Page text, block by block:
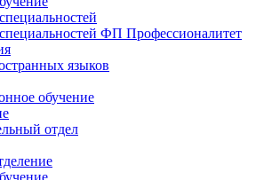
ФП Профессионалитет
языков
обучение
отдел